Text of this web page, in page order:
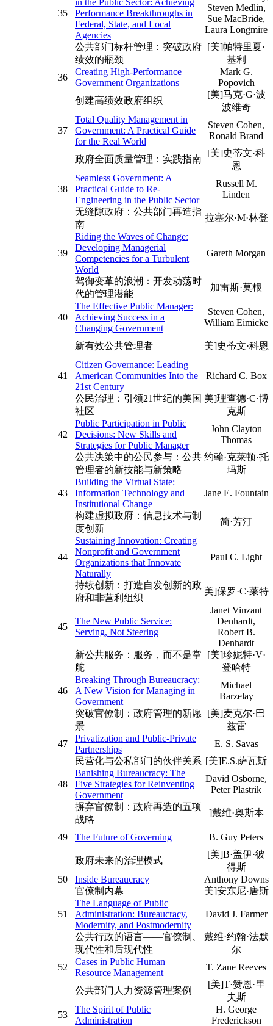
35
in the Public Sector: Achieving
Performance Breakthroughs in
Federal, State, and Local
Agencies
Steven Medlin,
Sue MacBride,
Laura Longmire
公共部门标杆管理：突破政府
绩效的瓶颈
[美]帕特里夏·
基利
36
Creating High-Performance
Government Organizations
Mark G.
Popovich
创建高绩效政府组织
[美]马克·G·波
波维奇
37
Total Quality Management in
Government: A Practical Guide
for the Real World
Steven Cohen,
Ronald Brand
政府全面质量管理：实践指南
[美]史蒂文·科
恩
38
Seamless Government: A
Practical Guide to Re-
Engineering in the Public Sector
Russell M.
Linden
无缝隙政府：公共部门再造指
南
拉塞尔·M·林登
39
Riding the Waves of Change:
Developing Managerial
Competencies for a Turbulent
World
Gareth Morgan
驾御变革的浪潮：开发动荡时
代的管理潜能
加雷斯·莫根
40
The Effective Public Manager:
Achieving Success in a
Changing Government
Steven Cohen,
William Eimicke
新有效公共管理者 美]史蒂文·科恩
41
Citizen Governance: Leading
American Communities Into the
21st Century
Richard C. Box
公民治理：引领21世纪的美国
社区
美]理查德·C·博
克斯
42
Public Participation in Public
Decisions: New Skills and
Strategies for Public Manager
John Clayton
Thomas
公共决策中的公民参与：公共
管理者的新技能与新策略
约翰·克莱顿·托
玛斯
43
Building the Virtual State:
Information Technology and
Institutional Change
Jane E. Fountain
构建虚拟政府：信息技术与制
度创新
简·芳汀
44
Sustaining Innovation: Creating
Nonprofit and Government
Organizations that Innovate
Naturally
Paul C. Light
持续创新：打造自发创新的政
府和非营利组织
美]保罗·C·莱特
45
The New Public Service:
Serving, Not Steering
Janet Vinzant
Denhardt,
Robert B.
Denhardt
新公共服务：服务，而不是掌
舵
[美]珍妮特·V·
登哈特
46
Breaking Through Bureaucracy:
A New Vision for Managing in
Government
Michael
Barzelay
突破官僚制：政府管理的新愿
景
[美]麦克尔·巴
兹雷
47
Privatization and Public-Private
Partnerships
E. S. Savas
民营化与公私部门的伙伴关系 [美]E.S.萨瓦斯
48
Banishing Bureaucracy: The
Five Strategies for Reinventing
Government
David Osborne,
Peter Plastrik
摒弃官僚制：政府再造的五项
战略
]戴维·奥斯本
49 The Future of Governing B. Guy Peters
政府未来的治理模式
[美]B·盖伊·彼
得斯
50
Inside Bureaucracy
Anthony Downs
官僚制内幕
美]安东尼·唐斯
51
The Language of Public
Administration: Bureaucracy,
Modernity, and Postmodernity
David J. Farmer
公共行政的语言——官僚制、
现代性和后现代性
戴维·约翰·法默
尔
52
Cases in Public Human
Resource Management
T. Zane Reeves
公共部门人力资源管理案例
[美]T·赞恩·里
夫斯
53
The Spirit of Public
Administration
H. George
Frederickson